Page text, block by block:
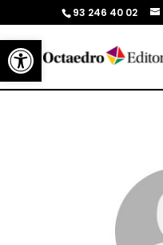
Abrir barra de herramientas
93 246 40 02